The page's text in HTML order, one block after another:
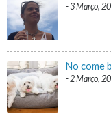
3 Março,
No come
2 Março,